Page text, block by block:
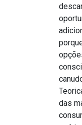
das